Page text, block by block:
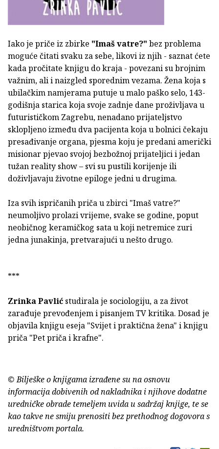
Iako je priče iz zbirke "Imaš vatre?" bez problema
moguće čitati svaku za sebe, likovi iz njih - saznat ćete
kada pročitate knjigu do kraja - povezani su brojnim
važnim, ali i naizgled sporednim vezama. Žena koja s
ubilačkim namjerama putuje u malo paško selo, 143-
godišnja starica koja svoje zadnje dane proživljava u
futurističkom Zagrebu, nenadano prijateljstvo
sklopljeno između dva pacijenta koja u bolnici čekaju
presađivanje organa, pjesma koju je predani američki
misionar pjevao svojoj bezbožnoj prijateljici i jedan
tužan reality show – svi su pustili korijenje ili
doživljavaju životne epiloge jedni u drugima.
Iza svih ispričanih priča u zbirci "Imaš vatre?"
neumoljivo prolazi vrijeme, svake se godine, poput
neobičnog keramičkog sata u koji netremice zuri
jedna junakinja, pretvarajući u nešto drugo.
***
Zrinka Pavlić studirala je sociologiju, a za život
zarađuje prevođenjem i pisanjem TV kritika. Dosad je
objavila knjigu eseja "Svijet i praktična žena" i knjigu
priča "Pet priča i krafne".
© Bilješke o knjigama izrađene su na osnovu
informacija dobivenih od nakladnika i njihove dodatne
uredničke obrade temeljem uvida u sadržaj knjige, te se
kao takve ne smiju prenositi bez prethodnog dogovora s
uredništvom portala.